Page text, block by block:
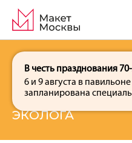
2 июня
СПЕЦИАЛЬНАЯ
ЭКОЛОГА
В честь празднования
6 и 9 августа в
запланирована